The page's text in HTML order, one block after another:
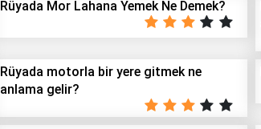
Rüyada Mor Lahana Yemek Ne Demek?
Rüyada motorla bir yere gitmek ne
anlama gelir?